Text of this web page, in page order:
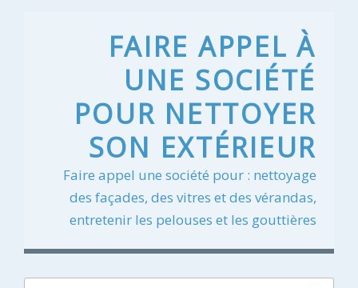
FAIRE APPEL À
UNE SOCIÉTÉ
POUR NETTOYER
SON EXTÉRIEUR
Faire appel une société pour : nettoyage
des façades, des vitres et des vérandas,
entretenir les pelouses et les gouttières